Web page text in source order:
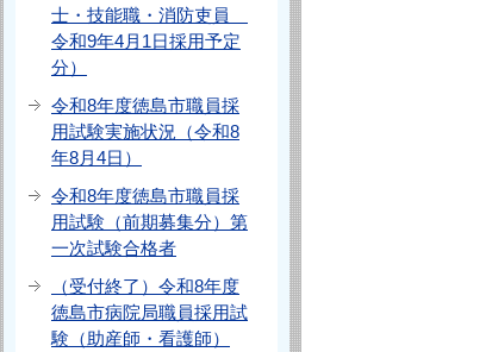
士・技能職・消防吏員
令和9年4月1日採用予定
分）
令和8年度徳島市職員採
用試験実施状況（令和8
年8月4日）
令和8年度徳島市職員採
用試験（前期募集分）第
一次試験合格者
（受付終了）令和8年度
徳島市病院局職員採用試
験（助産師・看護師）